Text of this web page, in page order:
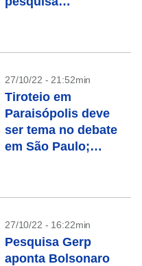
27/10/22 - 21:52min
Tiroteio em
Paraisópolis deve
ser tema no debate
em São Paulo;
27/10/22 - 16:22min
Pesquisa Gerp
aponta Bolsonaro